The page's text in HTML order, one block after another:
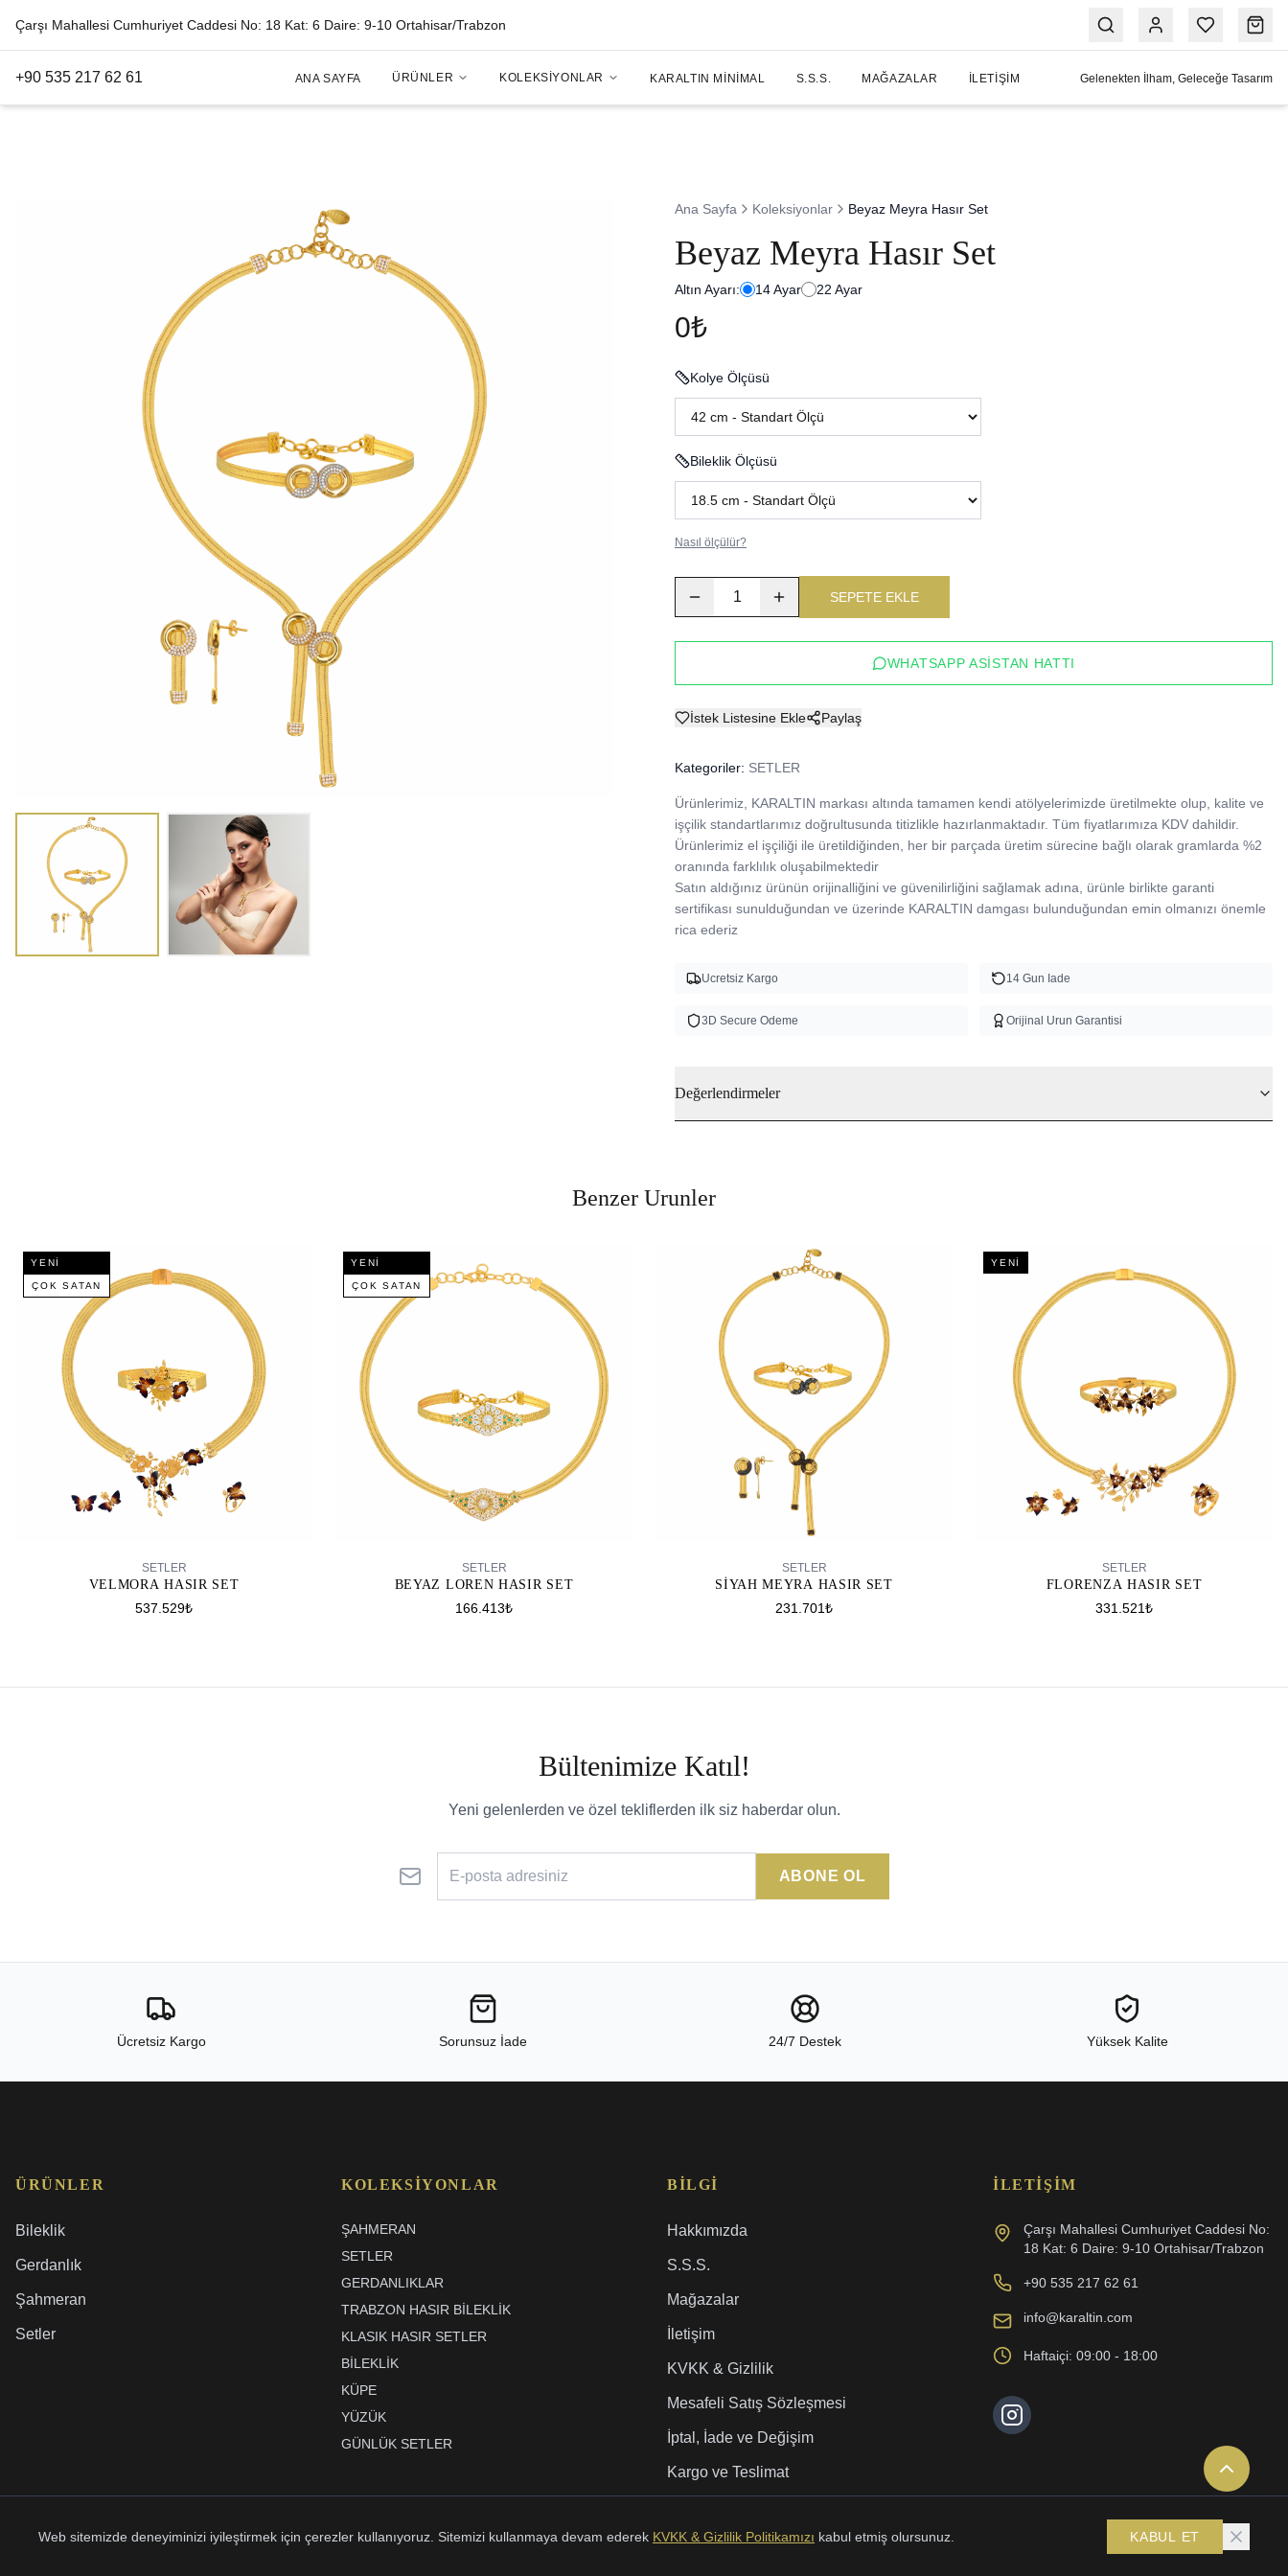
Çarşı Mahallesi Cumhuriyet Caddesi No: 18 Kat: 6 Daire: 9-10 Ortahisar/Trabzon
+90 535 217 62 61 ANA SAYFA ÜRÜNLER KOLEKSIYONLAR KARALTIN MINIMAL S.S.S. MAĞAZALAR İLETIŞIM Gelenekten İlham, Geleceğe Tasarım
Ana Sayfa Koleksiyonlar Beyaz Meyra Hasır Set
Beyaz Meyra Hasır Set
Altın Ayarı: 14Ayar 22 Ayar
0₺
Kolye Ölçüsü
Bileklik Ölçüsü
Nasıl ölçülür?
1 SEPETE EKLE
WHATSAPP ASISTAN HATTI
İstek Listesine Ekle Paylaş
Kategoriler: SETLER
Ürünlerimiz, KARALTIN markası altında tamamen kendi atölyelerimizde üretilmekte olup, kalite ve
işçilik standartlarımız doğrultusunda titizlikle hazırlanmaktadır. Tüm fiyatlarımıza KDV dahildir.
Ürünlerimiz el işçiliği ile üretildiğinden, her bir parçada üretim sürecine bağlı olarak gramlarda %2
oranında farklılık oluşabilmektedir
Satın aldığınız ürünün orijinalliğini ve güvenilirliğini sağlamak adına, ürünle birlikte garanti
sertifikası sunulduğundan ve üzerinde KARALTIN damgası bulunduğundan emin olmanızı önemle
rica ederiz
Ucretsiz Kargo 14 Gun Iade
3D Secure Odeme Orijinal Urun Garantisi
Değerlendirmeler
Benzer Urunler
YENI
ÇOK SATAN
SETLER
VELMORA HASIR SET
537.529₺
YENI
ÇOK SATAN
SETLER
BEYAZ LOREN HASIR SET
166.413₺
SETLER
SIYAH MEYRA HASIR SET
231.701₺
YENI
SETLER
FLORENZA HASIR SET
331.521₺
Bültenimize Katıl!
Yeni gelenlerden ve özel tekliflerden ilk siz haberdar olun.
ABONE OL
Ücretsiz Kargo Sorunsuz İade 24/7 Destek Yüksek Kalite
ÜRÜNLER
Bileklik
Gerdanlık
Şahmeran
Setler
KOLEKSIYONLAR
ŞAHMERAN
SETLER
GERDANLIKLAR
TRABZON HASIR BILEKLIK
KLASIK HASIR SETLER
BİLEKLİK
KÜPE
YÜZÜK
GÜNLÜK SETLER
BILGI
Hakkımızda
S.S.S.
Mağazalar
İletişim
KVKK & Gizlilik
Mesafeli Satış Sözleşmesi
İptal, İade ve Değişim
Kargo ve Teslimat
İLETIŞIM
Çarşı Mahallesi Cumhuriyet Caddesi No:
18 Kat: 6 Daire: 9-10 Ortahisar/Trabzon
+90 535 217 62 61
info@karaltin.com
Haftaiçi: 09:00 - 18:00
Web sitemizde deneyiminizi iyileştirmek için çerezler kullanıyoruz. Sitemizi kullanmaya devam ederek KVKK & Gizlilik Politikamızı kabul etmiş olursunuz. KABUL ET